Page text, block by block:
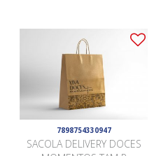
7898754330947
SACOLA DELIVERY DOCES